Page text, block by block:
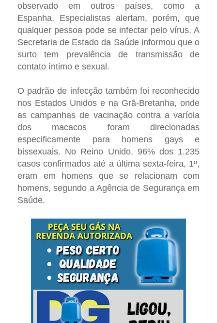
observado em outros países, como a
Espanha. Especialistas alertam, porém, que
qualquer pessoa pode se infectar pelo vírus. A
Secretaria de Estado da Saúde informou que o
surto tem prevalência de transmissão de
contato íntimo e sexual.
O padrão de infecção também foi reconhecido
nos Estados Unidos e na Grã-Bretanha, onde
as campanhas de vacinação contra a varíola
dos macacos foram direcionadas
especificamente para homens gays e
bissexuais. No Reino Unido, 96% dos 1.235
casos confirmados até a última sexta-feira, 1º,
eram em homens que se relacionam com
homens, segundo a Agência de Segurança em
Saúde.